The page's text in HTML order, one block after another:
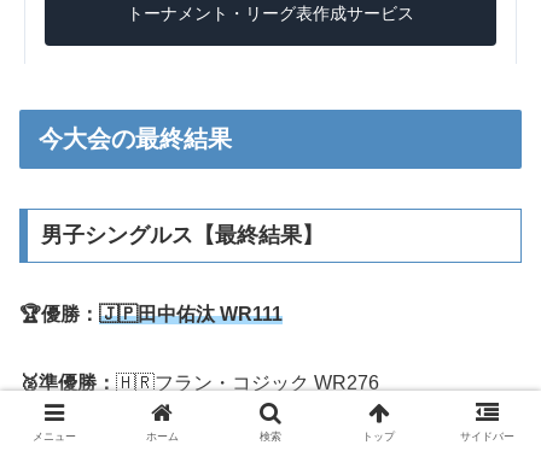
今大会の最終結果
男子シングルス【最終結果】
🏆優勝： 🇯🇵田中佑汰 WR111
🥈準優勝： 🇭🇷フラン・コジック WR276
メニュー ホーム 検索 トップ サイドバー